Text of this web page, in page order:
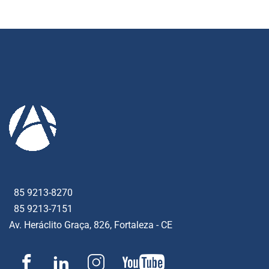
85 9213-8270
85 9213-7151
Av. Heráclito Graça, 826, Fortaleza - CE